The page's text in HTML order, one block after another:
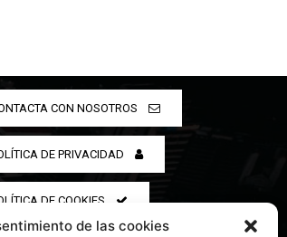
de las cookies
CON NOSOTROS
DE PRIVACIDAD
DE COOKIES